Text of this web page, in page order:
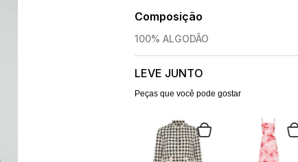
Composição
100% ALGODÃO
LEVE JUNTO
Peças que você pode gostar